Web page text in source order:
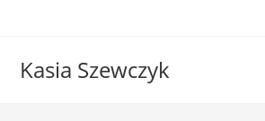
Kasia Szewczyk